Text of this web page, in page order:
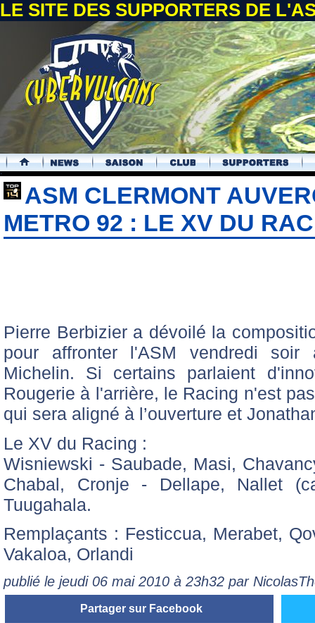
LE SITE DES SUPPORTERS DE
.
ASM CLERMONT
METRO 92 : LE XV DU
Pierre Berbizier a dévoilé la
pour affronter l'ASM vendredi
Michelin. Si certains parlaient
Rougerie à l'arrière, le Racing n'est
qui sera aligné à l’ouverture et
Le XV du Racing :
Wisniewski - Saubade, Masi,
Chabal, Cronje - Dellape, Nallet
Tuugahala.
Remplaçants : Festiccua, Merabet,
Vakaloa, Orlandi
publié le jeudi 06 mai 2010 à 23h32 par
Partager sur Facebook